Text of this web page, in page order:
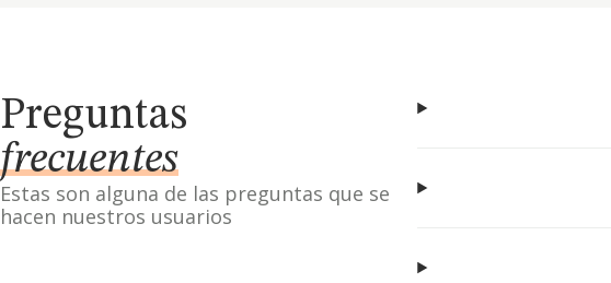
Preguntas
frecuentes
Estas son alguna de las preguntas que se
hacen nuestros usuarios